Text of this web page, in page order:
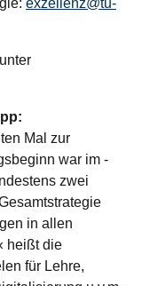
exzellenz@tu-
Mal zur
war im
zwei
in allen
heißt die
für Lehre,